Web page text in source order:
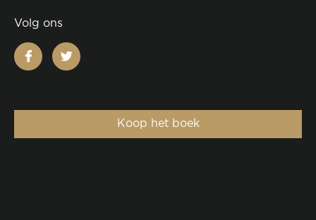
Volg ons
facebooktwitter
Koop het boek